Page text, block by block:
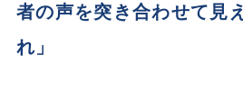
者の声を突き合わせて見
れ」